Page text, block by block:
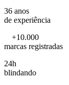
36 anos
de experiência
+10.000
marcas registradas
24h
blindando